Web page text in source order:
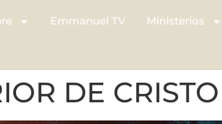
Emmanuel TV Ministerios
DE CRISTO